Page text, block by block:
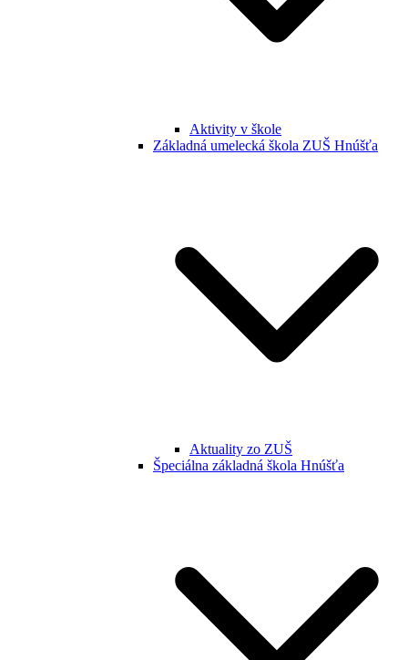
Aktivity v škole
Základná umelecká škola ZUŠ Hnúšťa
Aktuality zo ZUŠ
Špeciálna základná škola Hnúšťa